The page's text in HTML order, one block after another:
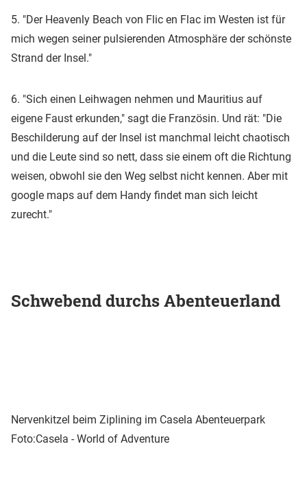
5. "Der Heavenly Beach von Flic en Flac im Westen ist für
mich wegen seiner pulsierenden Atmosphäre der schönste
Strand der Insel."
6. "Sich einen Leihwagen nehmen und Mauritius auf
eigene Faust erkunden," sagt die Französin. Und rät: "Die
Beschilderung auf der Insel ist manchmal leicht chaotisch
und die Leute sind so nett, dass sie einem oft die Richtung
weisen, obwohl sie den Weg selbst nicht kennen. Aber mit
google maps auf dem Handy findet man sich leicht
zurecht."
Schwebend durchs Abenteuerland
Nervenkitzel beim Ziplining im Casela Abenteuerpark
Foto:Casela - World of Adventure